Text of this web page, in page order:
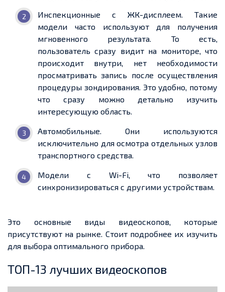
Инспекционные с ЖК-дисплеем. Такие
модели часто используют для получения
мгновенного результата. То есть,
пользователь сразу видит на мониторе, что
происходит внутри, нет необходимости
просматривать запись после осуществления
процедуры зондирования. Это удобно, потому
что сразу можно детально изучить
интересующую область.
Автомобильные. Они используются
исключительно для осмотра отдельных узлов
транспортного средства.
Модели с Wi-Fi, что позволяет
синхронизироваться с другими устройствам.
Это основные виды видеоскопов, которые
присутствуют на рынке. Стоит подробнее их изучить
для выбора оптимального прибора.
ТОП-13 лучших видеоскопов